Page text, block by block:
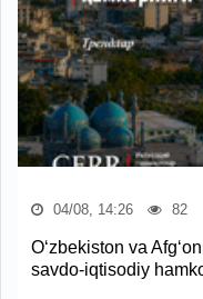
04/08, 14:26 82
O‘zbekiston va
savdo-iqtisodiy